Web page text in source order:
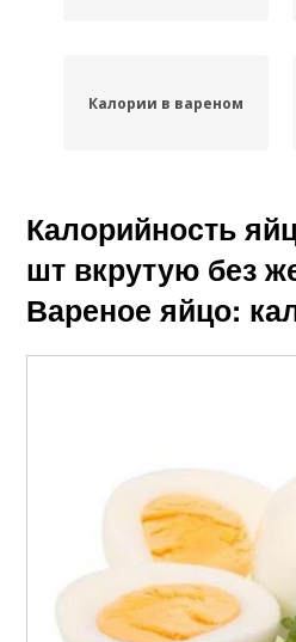
Калории в вареном
Яйца без желтка
Яйца для похудения
Яйцо без желтка
Куриное яйцо
Калорийность
шт вкрутую без
Вареное яйцо: